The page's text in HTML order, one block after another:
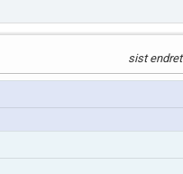
sist endret